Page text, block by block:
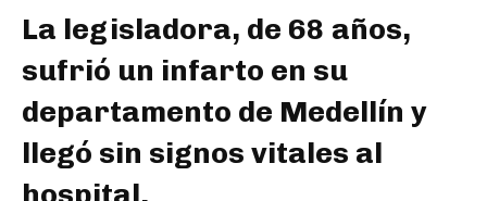
La legisladora, de 68 años,
sufrió un infarto en su
departamento de Medellín y
llegó sin signos vitales al